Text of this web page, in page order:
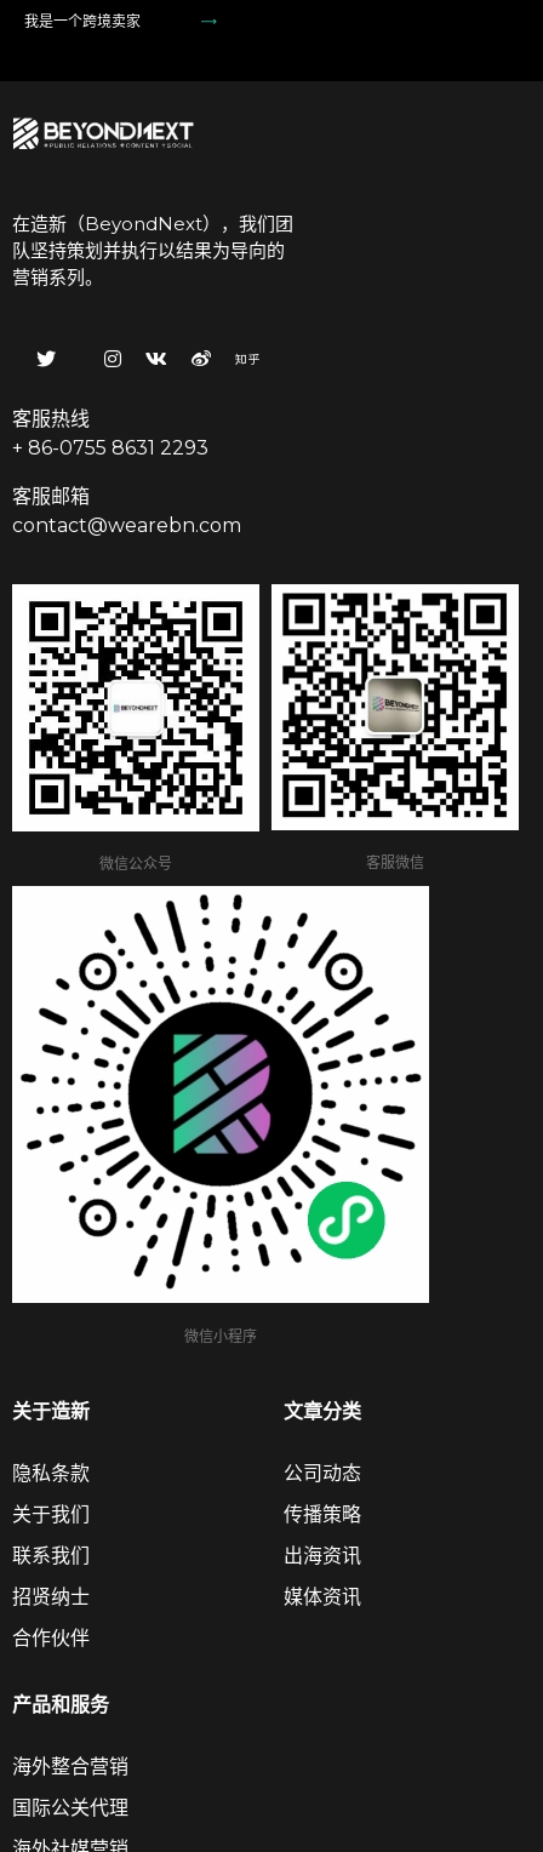
我是一个跨境卖家
在造新（BeyondNext），我们团
队坚持策划并执行以结果为导向的
营销系列。
客服热线
+ 86-0755 8631 2293
客服邮箱
contact@wearebn.com
微信公众号 客服微信
微信小程序
关于造新
隐私条款
关于我们
联系我们
招贤纳士
合作伙伴
文章分类
公司动态
传播策略
出海资讯
媒体资讯
产品和服务
海外整合营销
国际公关代理